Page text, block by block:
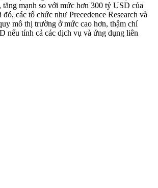
mạnh so với mức hơn 300 tỷ USD của
các tổ chức như Precedence Research và
mô thị trường ở mức cao hơn, thậm chí
nếu tính cả các dịch vụ và ứng dụng liên